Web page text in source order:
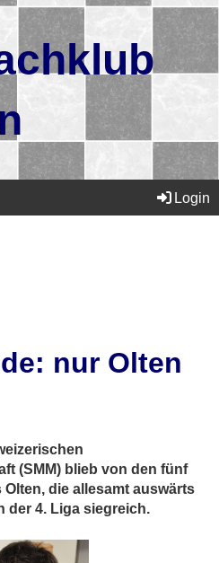
Login
nur Olten
(SMM) blieb von den fünf
die allesamt auswärts
der 4. Liga siegreich.